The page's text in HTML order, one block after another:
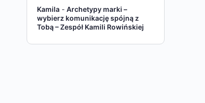
Kamila - Archetypy marki –
wybierz komunikację spójną z
Tobą – Zespół Kamili Rowińskiej